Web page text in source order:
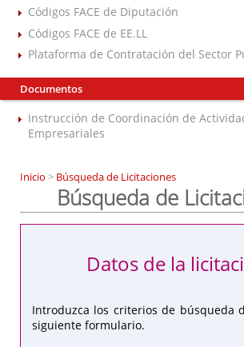
Códigos FACE de Diputación
Códigos FACE de EE.LL
Plataforma de Contratación del Sector
Documentos
Instrucción de Coordinación de
Empresariales
Inicio > Búsqueda de Licitaciones
Búsqueda de
Introduzca los criterios de búsqueda
siguiente formulario.
Datos de la